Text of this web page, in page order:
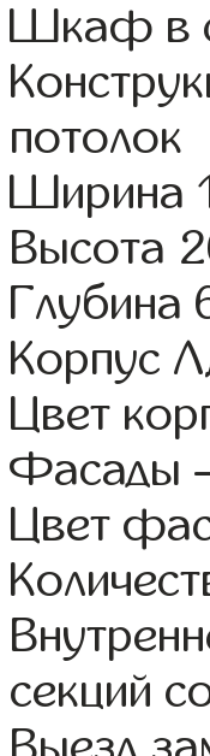
Шкаф в
потолок
Ширина
Высота
Глубина
Корпус
Цвет
Фасады
Цвет
секций